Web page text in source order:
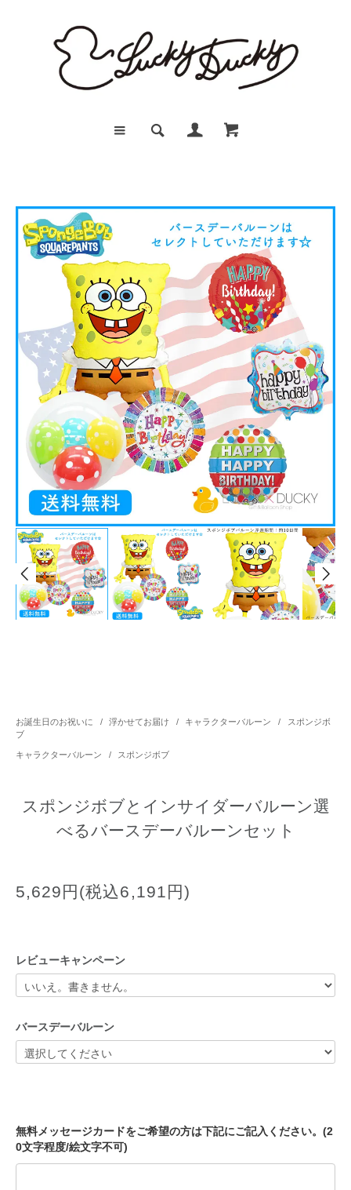
お誕生日のお祝いに / 浮かせてお届け / キャラクターバルーン /
スポンジボ
ブ
キャラクターバルーン / スポンジボブ
スポンジボブとインサイダーバルーン選
べるバースデーバルーンセット
5,629円(税込6,191円)
レビューキャンペーン
バースデーバルーン
無料メッセージカードをご希望の方は下記にご記入ください。(2
0文字程度/絵文字不可)